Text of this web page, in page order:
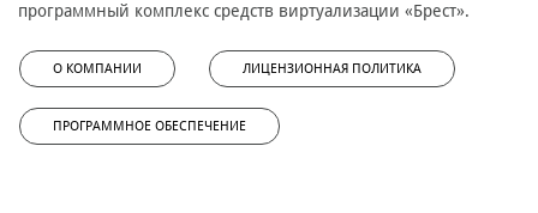
программный комплекс средств виртуализации «Брест».
О КОМПАНИИ ЛИЦЕНЗИОННАЯ ПОЛИТИКА
ПРОГРАММНОЕ ОБЕСПЕЧЕНИЕ